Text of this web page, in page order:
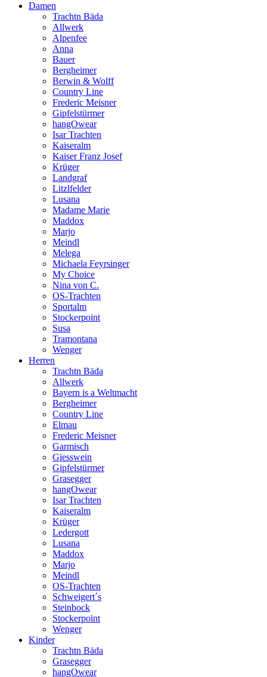
Damen
Trachtn Bäda
Allwerk
Alpenfee
Anna
Bauer
Bergheimer
Berwin & Wolff
Country Line
Frederic Meisner
Gipfelstürmer
hangOwear
Isar Trachten
Kaiseralm
Kaiser Franz Josef
Krüger
Landgraf
Litzlfelder
Lusana
Madame Marie
Maddox
Marjo
Meindl
Melega
Michaela Feyrsinger
My Choice
Nina von C.
OS-Trachten
Sportalm
Stockerpoint
Susa
Tramontana
Wenger
Herren
Trachtn Bäda
Allwerk
Bayern is a Weltmacht
Bergheimer
Country Line
Elmau
Frederic Meisner
Garmisch
Giesswein
Gipfelstürmer
Grasegger
hangOwear
Isar Trachten
Kaiseralm
Krüger
Ledergott
Lusana
Maddox
Marjo
Meindl
OS-Trachten
Schweigert´s
Steinbock
Stockerpoint
Wenger
Kinder
Trachtn Bäda
Grasegger
hangOwear